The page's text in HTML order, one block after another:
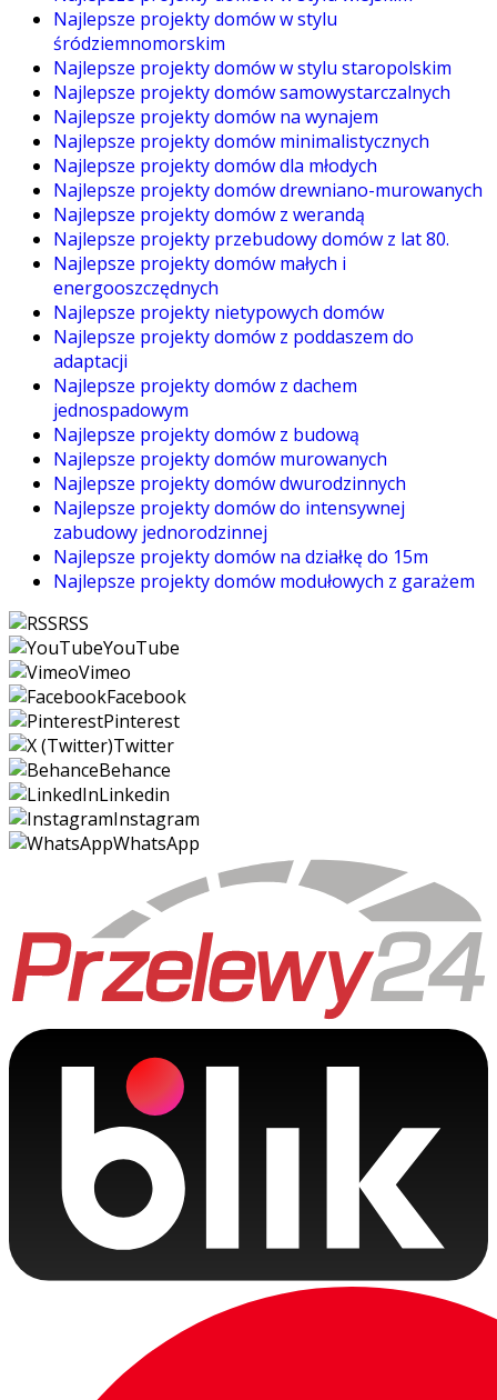
Najlepsze projekty domów w stylu
śródziemnomorskim
Najlepsze projekty domów w stylu staropolskim
Najlepsze projekty domów samowystarczalnych
Najlepsze projekty domów na wynajem
Najlepsze projekty domów minimalistycznych
Najlepsze projekty domów dla młodych
Najlepsze projekty domów drewniano-murowanych
Najlepsze projekty domów z werandą
Najlepsze projekty przebudowy domów z lat 80.
Najlepsze projekty domów małych i
energooszczędnych
Najlepsze projekty nietypowych domów
Najlepsze projekty domów z poddaszem do
adaptacji
Najlepsze projekty domów z dachem
jednospadowym
Najlepsze projekty domów z budową
Najlepsze projekty domów murowanych
Najlepsze projekty domów dwurodzinnych
Najlepsze projekty domów do intensywnej
zabudowy jednorodzinnej
Najlepsze projekty domów na działkę do 15m
Najlepsze projekty domów modułowych z garażem
RSS
YouTube
Vimeo
Facebook
Pinterest
Twitter
Behance
Linkedin
Instagram
WhatsApp